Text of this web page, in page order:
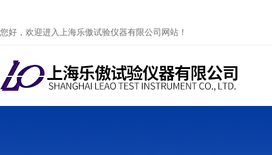
您好，欢迎进入上海乐傲试验仪器有限公司网站！